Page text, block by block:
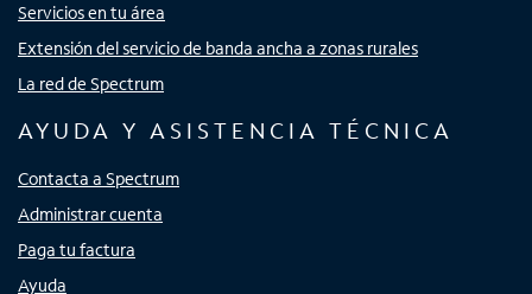
Servicios en tu área
Extensión del servicio de banda ancha a zonas rurales
La red de Spectrum
AYUDA Y ASISTENCIA TÉCNICA
Contacta a Spectrum
Administrar cuenta
Paga tu factura
Ayuda